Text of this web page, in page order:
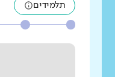
תלמידים